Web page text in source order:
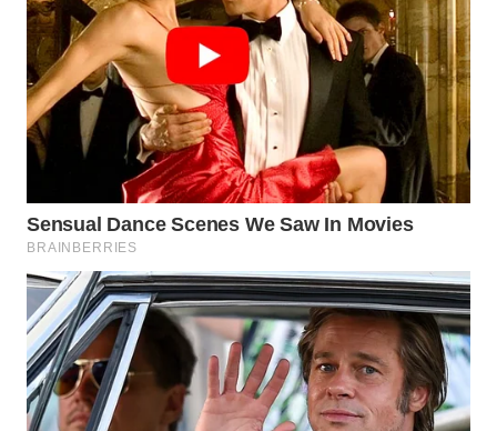
WN
PRIANGAN
TIMUR
WN
WN
SOLO
WN
BOROBUDUR
WN
MADURA